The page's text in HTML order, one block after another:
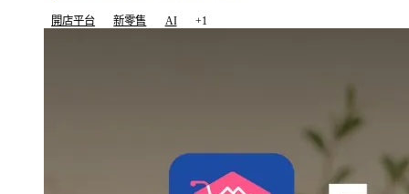
開店平台 新零售 AI +1